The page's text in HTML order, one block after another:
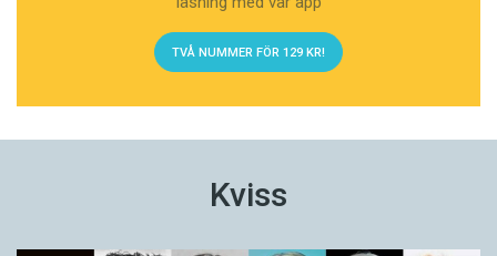
TVÅ NUMMER FÖR 129 KR!
Kviss